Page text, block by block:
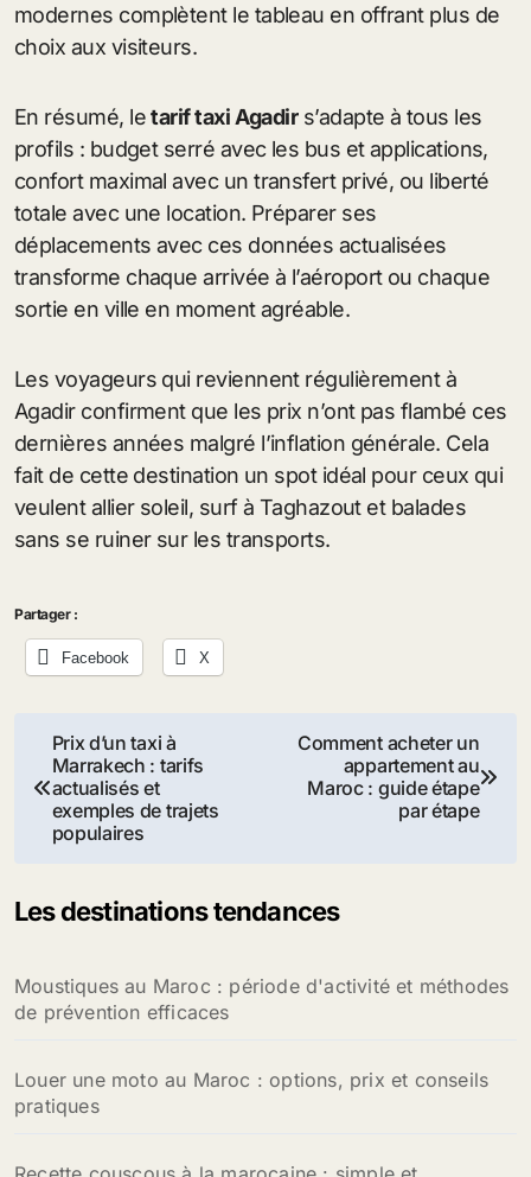
modernes complètent le tableau en offrant plus de
choix aux visiteurs.
En résumé, letarif taxi Agadirs’adapte à tous les
profils : budget serré avec les bus et applications,
confort maximal avec un transfert privé, ou liberté
totale avec une location. Préparer ses
déplacements avec ces données actualisées
transforme chaque arrivée à l’aéroport ou chaque
sortie en ville en moment agréable.
Les voyageurs qui reviennent régulièrement à
Agadir confirment que les prix n’ont pas flambé ces
dernières années malgré l’inflation générale. Cela
fait de cette destination un spot idéal pour ceux qui
veulent allier soleil, surf à Taghazout et balades
sans se ruiner sur les transports.
Partager :
Facebook X
Navigation
de
l’article
Prix d’un taxi à
Marrakech : tarifs
actualisés et
exemples de trajets
populaires
Comment acheter un
appartement au
Maroc : guide étape
par étape
Les destinations tendances
Moustiques au Maroc : période d'activité et méthodes
de prévention efficaces
Louer une moto au Maroc : options, prix et conseils
pratiques